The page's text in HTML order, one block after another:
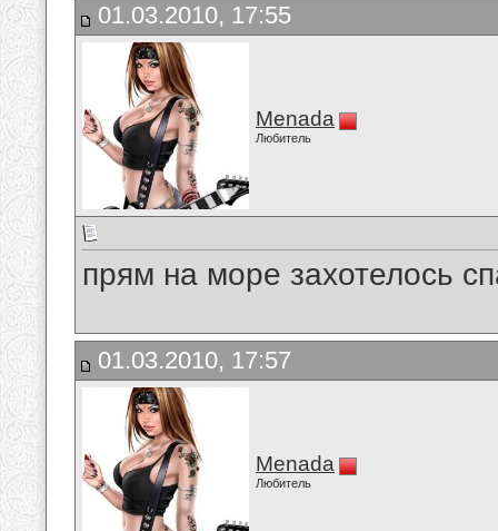
01.03.2010, 17:55
Menada
Любитель
прям на море захотелось
01.03.2010, 17:57
Menada
Любитель